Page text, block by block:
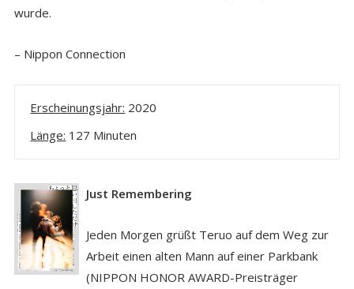
wurde.
– Nippon Connection
Erscheinungsjahr: 2020
Länge: 127 Minuten
Just Remembering
Jeden Morgen grüßt Teruo auf dem Weg zur
Arbeit einen alten Mann auf einer Parkbank
(NIPPON HONOR AWARD-Preisträger